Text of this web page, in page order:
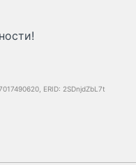
ERID: 2SDnjdZbL7t